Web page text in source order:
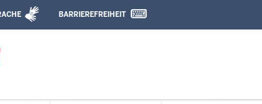
Sitzungstermineund Kontaktformular
BARRIEREFREIHEIT